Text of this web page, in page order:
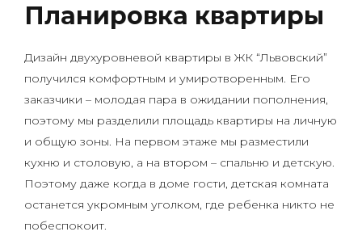
Планировка квартиры
Дизайн двухуровневой квартиры в ЖК “Львовский”
получился комфортным и умиротворенным. Его
заказчики – молодая пара в ожидании пополнения,
поэтому мы разделили площадь квартиры на личную
и общую зоны. На первом этаже мы разместили
кухню и столовую, а на втором – спальню и детскую.
Поэтому даже когда в доме гости, детская комната
останется укромным уголком, где ребенка никто не
побеспокоит.